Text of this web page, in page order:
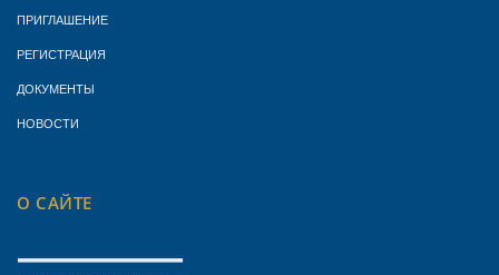
ПРИГЛАШЕНИЕ
РЕГИСТРАЦИЯ
ДОКУМЕНТЫ
НОВОСТИ
О САЙТЕ